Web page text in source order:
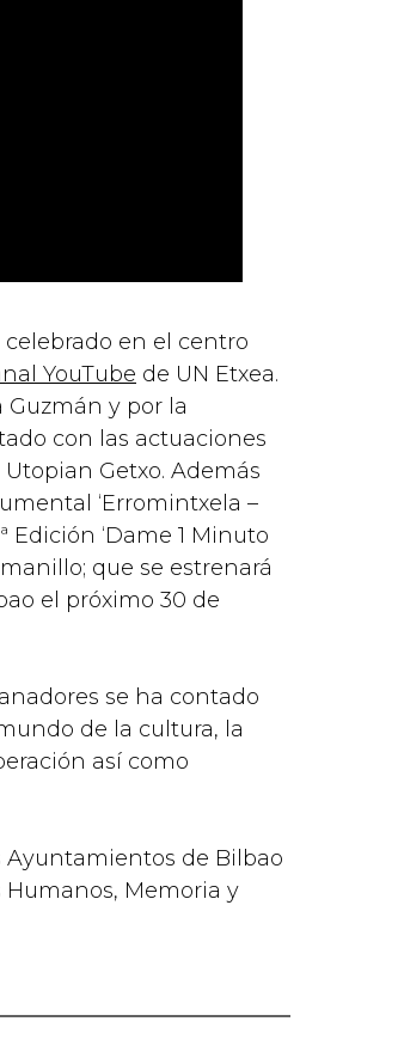
en el centro
YouTube de UN Etxea.
y por la
con las actuaciones
Getxo. Además
‘Erromintxela –
Edición ‘Dame 1 Minuto
que se estrenará
el próximo 30 de
se ha contado
de la cultura, la
así como
Ayuntamientos de Bilbao
Memoria y